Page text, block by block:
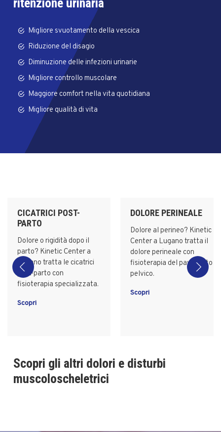
ritenzione urinaria
Migliore svuotamento della vescica
Riduzione del disagio
Diminuzione delle infezioni urinarie
Migliore controllo muscolare
Maggiore comfort nella vita quotidiana
Migliore qualità di vita
CICATRICI POST-
PARTO
Dolore o rigidità dopo il
parto? Kinetic Center a
Lugano tratta le cicatrici
post-parto con
fisioterapia specializzata.
Scopri
DOLORE PERINEALE
Dolore al perineo? Kinetic
Center a Lugano tratta il
dolore perineale con
fisioterapia del pavimento
pelvico.
Scopri
Scopri gli altri dolori e disturbi
muscoloscheletrici